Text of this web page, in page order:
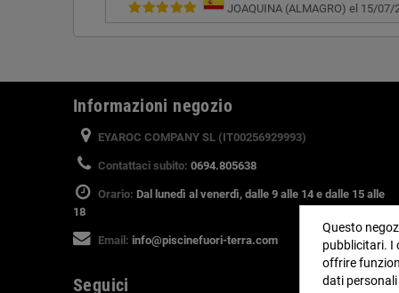
JOAQUINA (ALMAGRO) el 15/07/
Informazioni negozio
EYAROC COMPANY SL (IT00256929993)
Contattaci subito: 0694.805638
Orario: Dal lunedì al venerdì, dalle 9 alle 14 e dalle 15 alle
18
Email: info@piscinefuori-terra.com
Seguici
Questo
pubblicitari. I
offrire
dati